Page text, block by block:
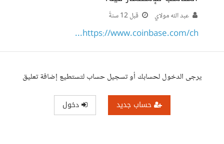
عبد الله مولاي قبل 12 سنةً
https://www.coinbase.com/ch...
يرجى الدخول لحسابك أو تسجيل حساب لتستطيع إضافة تعليق
حساب جديد دخول